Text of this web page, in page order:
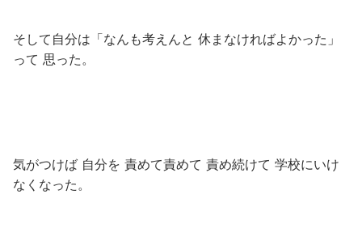
そして自分は「なんも考えんと 休まなければよかった」
って 思った。
気がつけば 自分を 責めて責めて 責め続けて 学校にいけ
なくなった。